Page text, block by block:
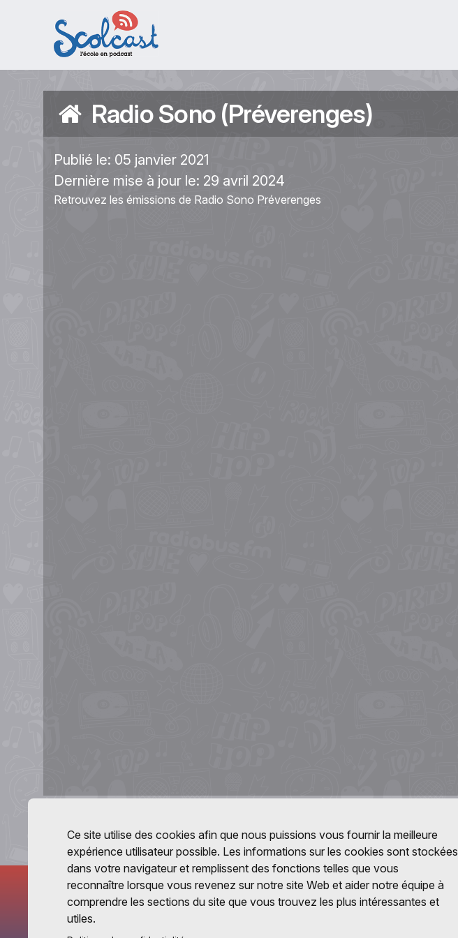
Aller au contenu principal
Radio Sono (Préverenges)
Publié le: 05 janvier 2021
Dernière mise à jour le: 29 avril 2024
Retrouvez les émissions de Radio Sono Préverenges
Ce site utilise des cookies afin que nous puissions vous fournir la meilleure
expérience utilisateur possible. Les informations sur les cookies sont stockées
dans votre navigateur et remplissent des fonctions telles que vous
reconnaître lorsque vous revenez sur notre site Web et aider notre équipe à
comprendre les sections du site que vous trouvez les plus intéressantes et
utiles.